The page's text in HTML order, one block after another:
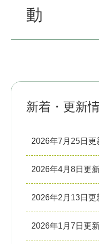
動
新着・更新
2026年7月25日更
2026年4月8日更
2026年2月13日更
2026年1月7日更